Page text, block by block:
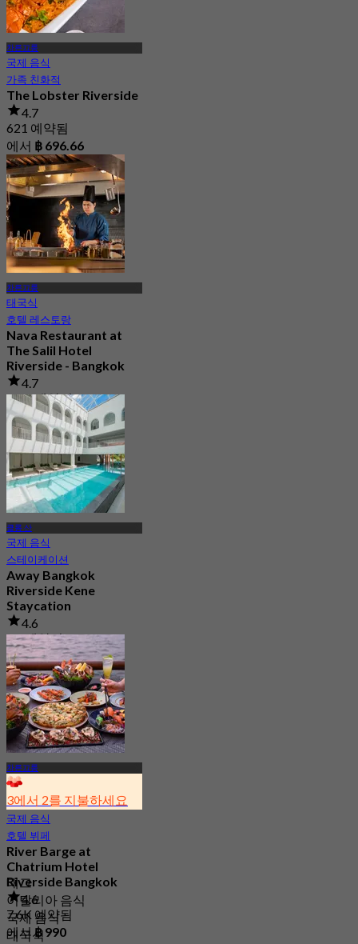
차른끄룽
국제 음식
가족 친화적
The Lobster Riverside
4.7
621 예약됨
에서 ฿ 696.66
차른끄룽
태국식
호텔 레스토랑
Nava Restaurant at
The Salil Hotel
Riverside - Bangkok
4.7
1.1K 예약됨
에서฿ 706
클롱 산
국제 음식
스테이케이션
Away Bangkok
Riverside Kene
Staycation
4.6
1K 예약됨
에서฿ 1,425
차른끄룽
3에서 2를 지불하세요
국제 음식
호텔 뷔페
River Barge at
Chatrium Hotel
Riverside Bangkok
4.6
7.6K 예약됨
에서฿ 990
태그
이탈리아 음식
국제 음식
태국식